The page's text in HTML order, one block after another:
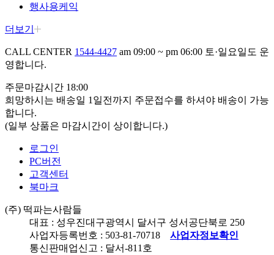
행사용케익
더보기
CALL CENTER 1544-4427 am 09:00 ~ pm 06:00 토·일요일도 운
영합니다.
주문마감시간 18:00
희망하시는 배송일 1일전까지 주문접수를 하셔야 배송이 가능
합니다.
(일부 상품은 마감시간이 상이합니다.)
로그인
PC버전
고객센터
북마크
(주) 떡파는사람들
대표 : 성우진대구광역시 달서구 성서공단북로 250
사업자등록번호 : 503-81-70718
사업자정보확인
통신판매업신고 : 달서-811 호